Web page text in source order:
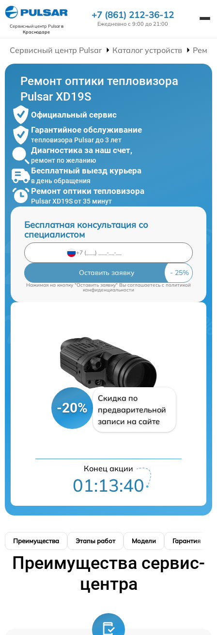
Сервисный центр Pulsarв
Краснодаре
+7 (861) 212-36-12
Ежедневно с 9:00 до 21:00
Сервисный центр Pulsar Каталог устройств
Ремонт оптики тепловизора
Pulsar XD19S
Официальный сервис
Гарантийное обслуживание
тепловизора Pulsar до 3 лет
Диагностика за наш счет,
ремонт по желанию
Бесплатный выезд курьера
в день обращения
Ремонт оптики тепловизора
Pulsar XD19S от 35 минут
Бесплатная консультация со
специалистом
Оставить заявку
Нажимая на кнопку "Оставить заявку" Вы соглашаетесь cполитикой
конфиденциальности
-20%
Скидка по
предварительной
записи на сайте
Конец акции
01:13:39
Преимущества Этапы работ Модели Гарантия
Преимущества сервис-
центра